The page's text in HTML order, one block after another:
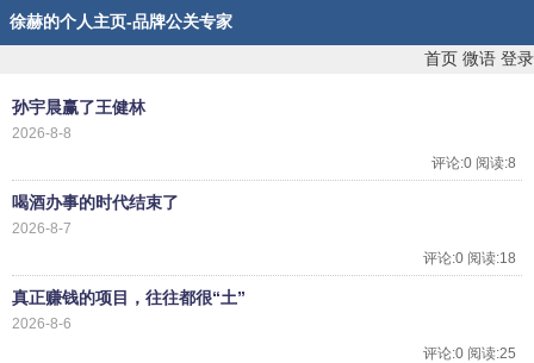
徐赫的个人主页-品牌公关专家
首页 微语 登录
孙宇晨赢了王健林
2026-8-8
评论:0 阅读:8
喝酒办事的时代结束了
2026-8-7
评论:0 阅读:18
真正赚钱的项目，往往都很“土”
2026-8-6
评论:0 阅读:25